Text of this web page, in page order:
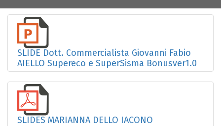
SLIDE Dott. Commercialista Giovanni Fabio
AIELLO Supereco e SuperSisma Bonusver1.0
SLIDES MARIANNA DELLO IACONO